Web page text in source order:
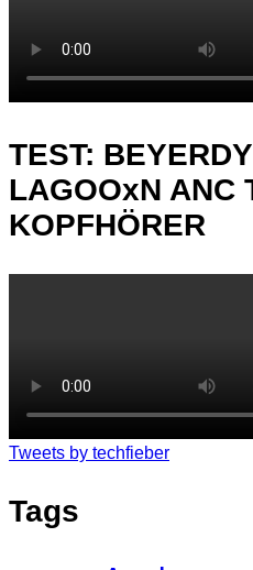
TEST:
LAGOOxN ANC
KOPFHÖRER
Tweets by techfieber
Tags